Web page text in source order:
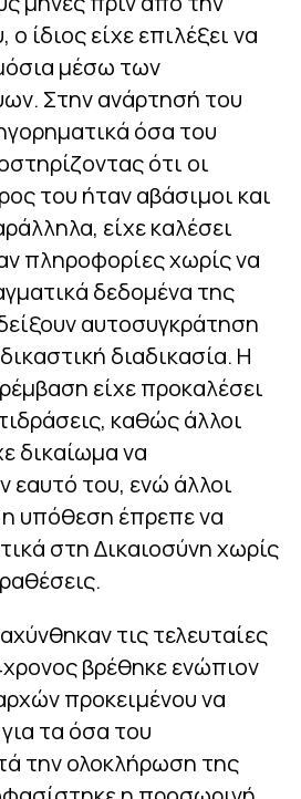
ίδιος είχε επιλέξει να
μέσω των
Στην ανάρτησή του
όσα του
ότι οι
του ήταν αβάσιμοι και
είχε καλέσει
πληροφορίες χωρίς να
δεδομένα της
αυτοσυγκράτηση
διαδικασία. Η
είχε προκαλέσει
καθώς άλλοι
δικαίωμα να
εαυτό του, ενώ άλλοι
υπόθεση έπρεπε να
στη Δικαιοσύνη χωρίς
τις τελευταίες
βρέθηκε ενώπιον
προκειμένου να
τα όσα του
την ολοκλήρωση της